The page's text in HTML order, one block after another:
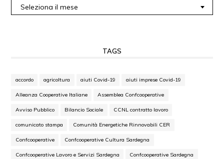
Seleziona il mese
TAGS
accordo agricoltura aiuti Covid-19 aiuti imprese Covid-19
Alleanza Cooperative Italiane Assemblea Confcooperative
Avviso Pubblico Bilancio Sociale CCNL contratto lavoro
comunicato stampa Comunità Energetiche Rinnovabili CER
Confcooperative Confcooperative Cultura Sardegna
Confcooperative Lavoro e Servizi Sardegna Confcooperative Sardegna